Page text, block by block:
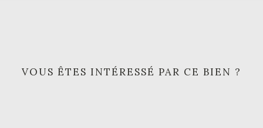
VOUS ÊTES INTÉRESSÉ PAR CE BIEN ?